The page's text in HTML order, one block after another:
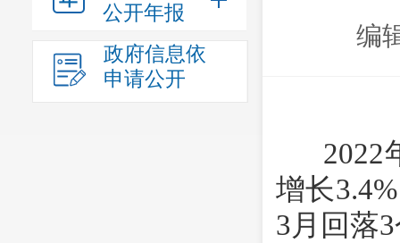
公开年报
政府信息依
申请公开
编
2022
增长3.4%
3月回落